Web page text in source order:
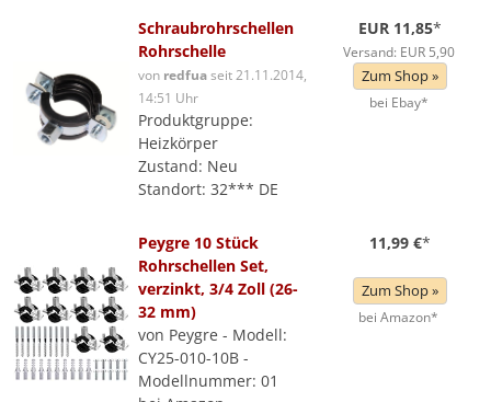
Schraubrohrschellen
Rohrschelle
von redfuaseit 21.11.2014,
14:51 Uhr
Produktgruppe:
Heizkörper
Zustand: Neu
Standort: 32*** DE
EUR 11,85*
Versand: EUR 5,90
Zum Shop »
bei Ebay*
Peygre 10 Stück
Rohrschellen Set,
verzinkt, 3/4 Zoll (26-
32 mm)
von Peygre - Modell:
CY25-010-10B -
Modellnummer: 01
11,99 €*
Zum Shop »
bei Amazon*